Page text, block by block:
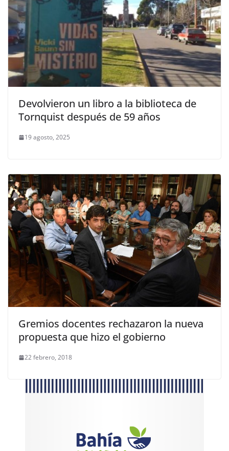
Devolvieron un libro a la biblioteca de
Tornquist después de 59 años
19 agosto, 2025
Gremios docentes rechazaron la nueva
propuesta que hizo el gobierno
22 febrero, 2018